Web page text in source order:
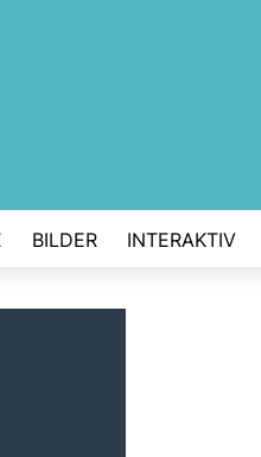
BILDER INTERAKTIV